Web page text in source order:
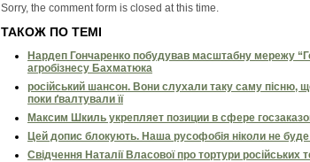
Sorry, the comment form is closed at this time.
ТАКОЖ ПО ТЕМІ
Нардеп Гончаренко побудував масштабну мережу
агробізнесу Бахматюка
російський шансон. Вони слухали таку саму пісню,
поки ґвалтували її
Максим Шкиль укрепляет позиции в сфере
Цей допис блокують. Наша русофобія ніколи не
Свідчення Наталії Власової про тортури російських